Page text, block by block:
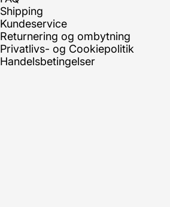
Shipping
Kundeservice
Returnering og ombytning
Privatlivs- og Cookiepolitik
Handelsbetingelser